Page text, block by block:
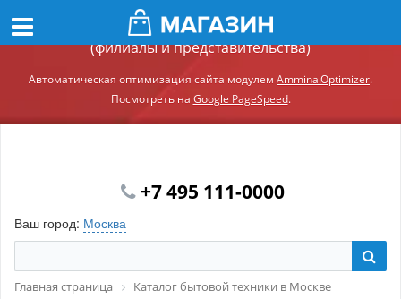
Демонстрационный сайт модуля Ammina.Регионы
(филиалы и представительства)
Автоматическая оптимизация сайта модулем Ammina.Optimizer.
Посмотреть на Google PageSpeed.
+7 495 111-0000
Ваш город: Москва
Главная страница
Каталог бытовой техники в Москве